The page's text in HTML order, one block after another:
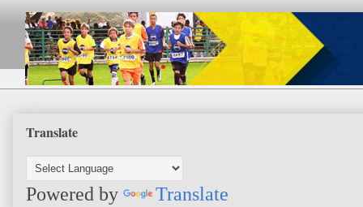
Translate
Powered by Translate